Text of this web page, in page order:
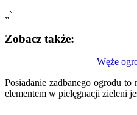
„`
Zobacz także:
Węże
Posiadanie zadbanego ogrodu
elementem w pielęgnacji zieleni
wpisu